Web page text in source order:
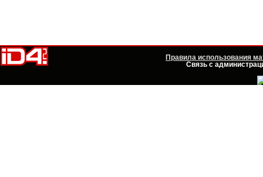
Правила использования
Связь с